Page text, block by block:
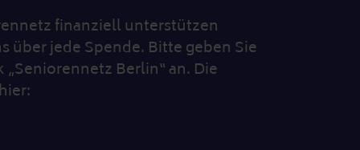
finanziell unterstützen
über jede Spende. Bitte geben Sie
Berlin“ an. Die